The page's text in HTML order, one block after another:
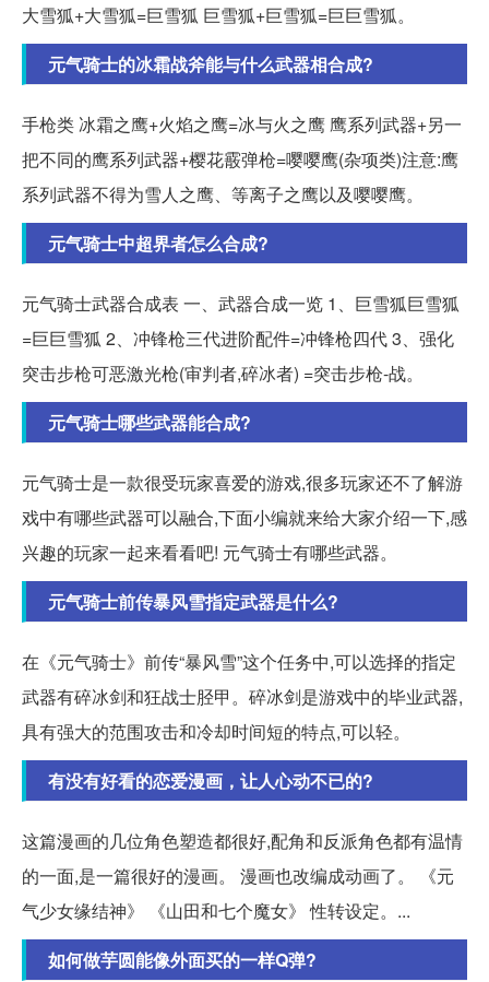
大雪狐+大雪狐=巨雪狐 巨雪狐+巨雪狐=巨巨雪狐。
元气骑士的冰霜战斧能与什么武器相合成?
手枪类 冰霜之鹰+火焰之鹰=冰与火之鹰 鹰系列武器+另一
把不同的鹰系列武器+樱花霰弹枪=嘤嘤鹰(杂项类)注意:鹰
系列武器不得为雪人之鹰、等离子之鹰以及嘤嘤鹰。
元气骑士中超界者怎么合成?
元气骑士武器合成表 一、武器合成一览 1、巨雪狐巨雪狐
=巨巨雪狐 2、冲锋枪三代进阶配件=冲锋枪四代 3、强化
突击步枪可恶激光枪(审判者,碎冰者) =突击步枪-战。
元气骑士哪些武器能合成?
元气骑士是一款很受玩家喜爱的游戏,很多玩家还不了解游
戏中有哪些武器可以融合,下面小编就来给大家介绍一下,感
兴趣的玩家一起来看看吧! 元气骑士有哪些武器。
元气骑士前传暴风雪指定武器是什么?
在《元气骑士》前传“暴风雪”这个任务中,可以选择的指定
武器有碎冰剑和狂战士胫甲。碎冰剑是游戏中的毕业武器,
具有强大的范围攻击和冷却时间短的特点,可以轻。
有没有好看的恋爱漫画，让人心动不已的?
这篇漫画的几位角色塑造都很好,配角和反派角色都有温情
的一面,是一篇很好的漫画。 漫画也改编成动画了。 《元
气少女缘结神》 《山田和七个魔女》 性转设定。...
如何做芋圆能像外面买的一样Q弹?